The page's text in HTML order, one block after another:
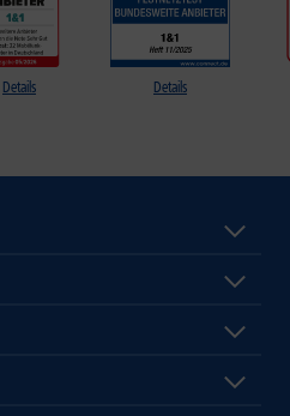
Details Details